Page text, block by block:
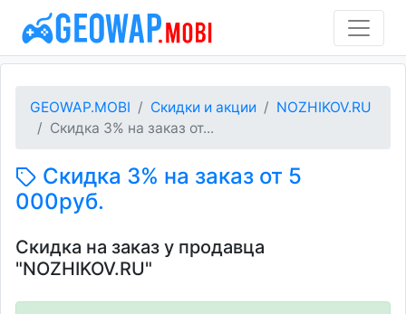
GEOWAP.MOBI Скидки и акции
NOZHIKOV.RU
Скидка 3% на заказ от...
Скидка 3% на заказ от 5
000руб.
Скидка на заказ у продавца
"NOZHIKOV.RU"